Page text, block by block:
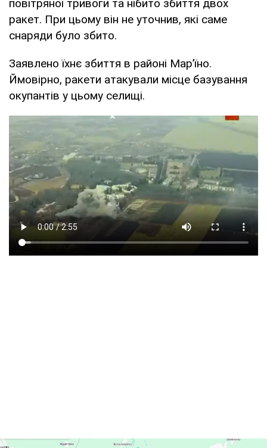
повітряної тривоги та нібито збиття двох
ракет. При цьому він не уточнив, які саме
снаряди було збито.
Заявлено їхнє збиття в районі Мар’їно.
Ймовірно, ракети атакували місце базування
окупантів у цьому селищі.